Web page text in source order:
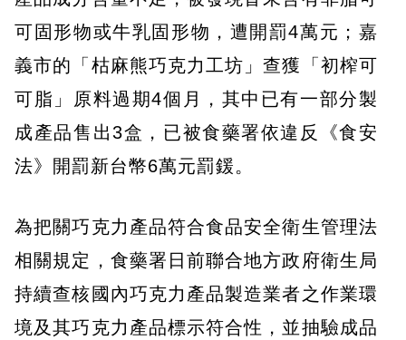
可固形物或牛乳固形物，遭開罰4萬元；嘉
義市的「枯麻熊巧克力工坊」查獲「初榨可
可脂」原料過期4個月，其中已有一部分製
成產品售出3盒，已被食藥署依違反《食安
法》開罰新台幣6萬元罰鍰。
為把關巧克力產品符合食品安全衛生管理法
相關規定，食藥署日前聯合地方政府衛生局
持續查核國內巧克力產品製造業者之作業環
境及其巧克力產品標示符合性，並抽驗成品